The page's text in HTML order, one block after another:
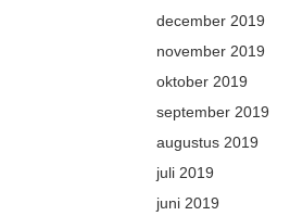
december 2019
november 2019
oktober 2019
september 2019
augustus 2019
juli 2019
juni 2019